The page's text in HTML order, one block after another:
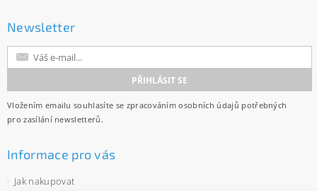
Newsletter
Vložením emailu souhlasíte se zpracováním osobních údajů potřebných
pro zasílání newsletterů.
Informace pro vás
Jak nakupovat